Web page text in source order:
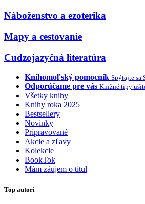
Náboženstvo a ezoterika
Mapy a cestovanie
Cudzojazyčná literatúra
Knihomoľský pomocník Spýtajte sa
Odporúčame pre vás Knižné tipy
Všetky knihy
Knihy roka 2025
Bestsellery
Novinky
Pripravované
Akcie a zľavy
Kolekcie
BookTok
Mám záujem o titul
Top autori